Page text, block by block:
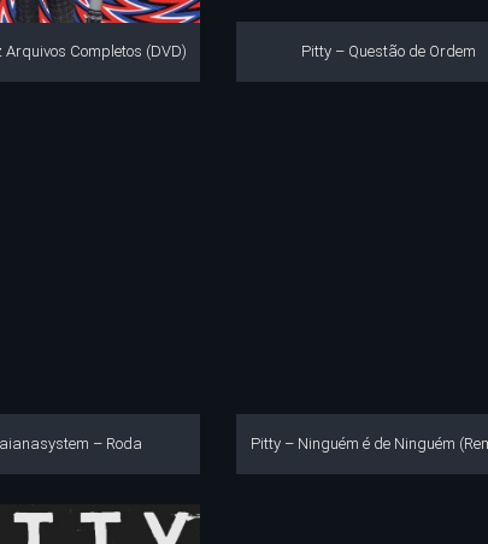
Completos (DVD) Pitty – Questão de Ordem
– Roda Pitty – Ninguém é de Ninguém